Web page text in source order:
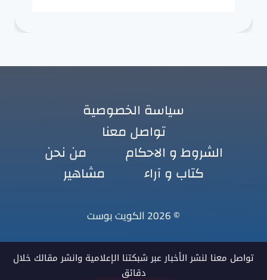
سياسة الخصوصية
تواصل معنا
الشروط و الاحكام
من نحن
كتاب و آراء
مشاهير
© 2026 الكويت بوست
تواصل معنا لنشر الأخبار عبر شبكتنا الإعلامية وانشر مقالك خلال
دقائق